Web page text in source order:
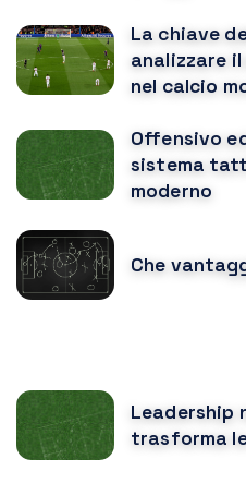
La chiave
analizzare
nel calcio
Offensivo
sistema
moderno
Che
Leadership
trasforma